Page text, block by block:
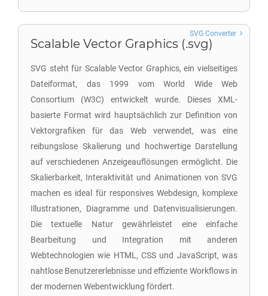
Scalable Vector Graphics (.svg)
SVG steht für Scalable Vector Graphics, ein vielseitiges
Dateiformat, das 1999 vom World Wide Web
Consortium (W3C) entwickelt wurde. Dieses XML-
basierte Format wird hauptsächlich zur Definition von
Vektorgrafiken für das Web verwendet, was eine
reibungslose Skalierung und hochwertige Darstellung
auf verschiedenen Anzeigeauflösungen ermöglicht. Die
Skalierbarkeit, Interaktivität und Animationen von SVG
machen es ideal für responsives Webdesign, komplexe
Illustrationen, Diagramme und Datenvisualisierungen.
Die textuelle Natur gewährleistet eine einfache
Bearbeitung und Integration mit anderen
Webtechnologien wie HTML, CSS und JavaScript, was
nahtlose Benutzererlebnisse und effiziente Workflows in
der modernen Webentwicklung fördert.
SVG Converter